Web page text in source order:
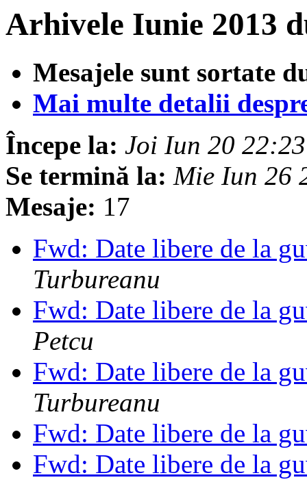
Arhivele Iunie 2013
Mesajele sunt sortate
Mai multe detalii
Începe la: Joi Iun 20
Se termină la: Mie Iun 26
Mesaje: 17
Fwd: Date libere de la
Turbureanu
Fwd: Date libere de la
Petcu
Fwd: Date libere de la
Turbureanu
Fwd: Date libere de la
Fwd: Date libere de la